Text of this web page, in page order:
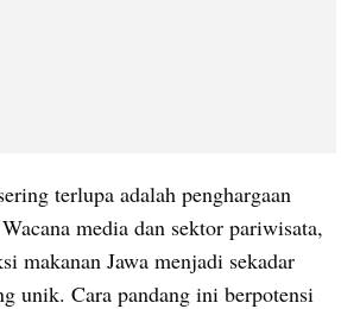
terlupa adalah penghargaan
media dan sektor pariwisata,
makanan Jawa menjadi sekadar
unik. Cara pandang ini berpotensi